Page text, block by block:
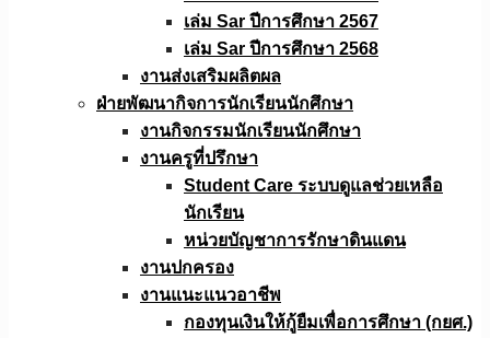
เล่ม Sar ปีการศึกษา 2567
เล่ม Sar ปีการศึกษา 2568
งานส่งเสริมผลิตผล
ฝ่ายพัฒนากิจการนักเรียนนักศึกษา
งานกิจกรรมนักเรียนนักศึกษา
งานครูที่ปรึกษา
Student Care ระบบดูแลช่วยเหลือ
นักเรียน
หน่วยบัญชาการรักษาดินแดน
งานปกครอง
งานแนะแนวอาชีพ
กองทุนเงินให้กู้ยืมเพื่อการศึกษา (กยศ.)